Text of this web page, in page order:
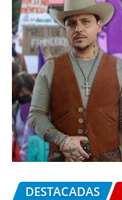
DESTACADAS